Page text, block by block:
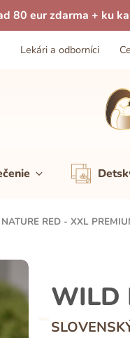
80 eur zdarma + ku
Lekári a odborníci
RED - XXL
WILD